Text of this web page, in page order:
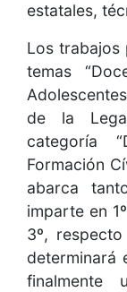
estatales,
Los trabajos
temas
de la
categoría
Formación
abarca
imparte en
3º,
determinará
finalmente